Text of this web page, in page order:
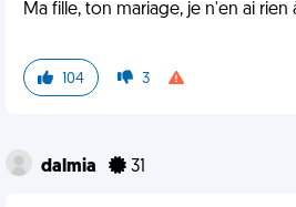
Ma fille, ton mariage, je n'en ai rien
104 3
dalmia 31